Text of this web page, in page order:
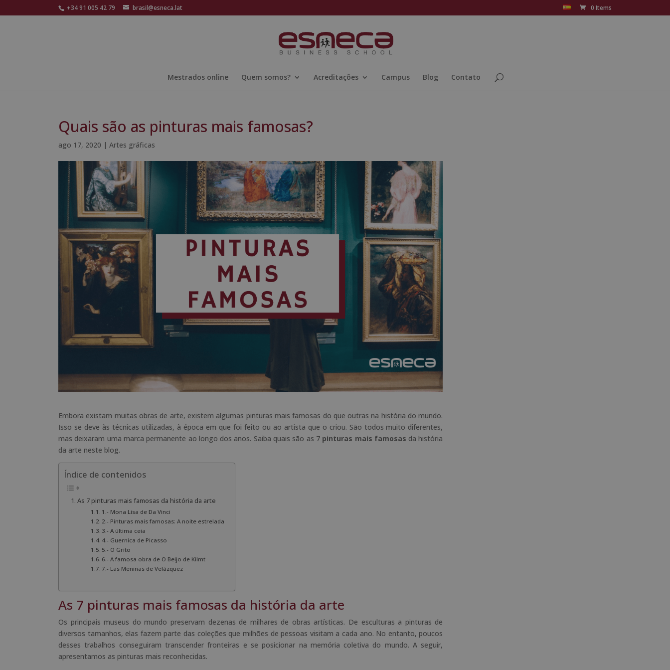
+34 91 005 42 79 brasil@esneca.lat 0 Items
Mestrados online Quem somos? Acreditações Campus Blog Contato
Quais são as pinturas mais famosas?
ago 17, 2020 | Artes gráficas
Embora existam muitas obras de arte, existem algumas pinturas mais famosas do que outras na história do mundo.
Isso se deve às técnicas utilizadas, à época em que foi feito ou ao artista que o criou. São todos muito diferentes,
mas deixaram uma marca permanente ao longo dos anos. Saiba quais são as 7 pinturas mais famosas da história
da arte neste blog.
Índice de contenidos
As 7 pinturas mais famosas da história da arte
1.- Mona Lisa de Da Vinci
2.- Pinturas mais famosas: A noite estrelada
3.- A última ceia
4.- Guernica de Picasso
5.- O Grito
6.- A famosa obra de O Beijo de Kilmt
7.- Las Meninas de Velázquez
As 7 pinturas mais famosas da história da arte
Os principais museus do mundo preservam dezenas de milhares de obras artísticas. De esculturas a pinturas de
diversos tamanhos, elas fazem parte das coleções que milhões de pessoas visitam a cada ano. No entanto, poucos
desses trabalhos conseguiram transcender fronteiras e se posicionar na memória coletiva do mundo. A seguir,
apresentamos as pinturas mais reconhecidas.